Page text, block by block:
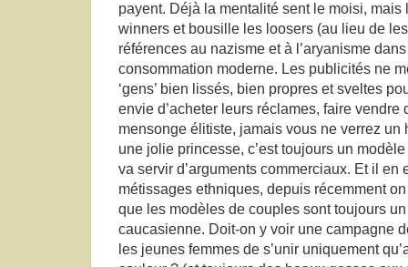
payent. Déjà la mentalité sent le moisi, mais
winners et bousille les loosers (au lieu de
références au nazisme et à l’aryanisme
consommation moderne. Les publicités ne
‘gens’ bien lissés, bien propres et sveltes
envie d’acheter leurs réclames, faire vendre
mensonge élitiste, jamais vous ne verrez un
une jolie princesse, c’est toujours un
va servir d’arguments commerciaux. Et il en
métissages ethniques, depuis récemment
que les modèles de couples sont toujours
caucasienne. Doit-on y voir une campagne
les jeunes femmes de s’unir uniquement